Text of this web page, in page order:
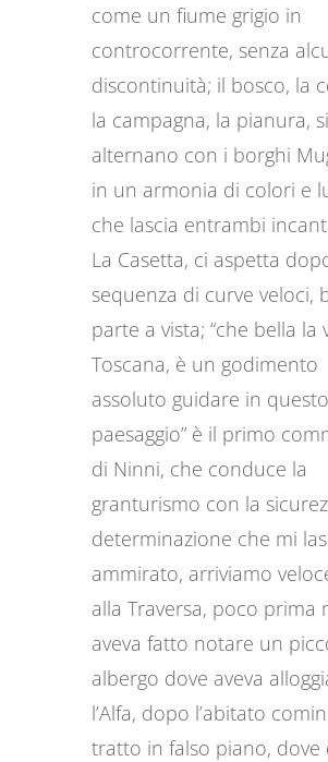
come un fiume grigio in
controcorrente, senza
discontinuità; il bosco, la
la campagna, la pianura, si
alternano con i borghi
in un armonia di colori e
che lascia entrambi
La Casetta, ci aspetta
sequenza di curve veloci,
parte a vista; “che bella la
Toscana, è un godimento
assoluto guidare in questo
paesaggio” è il primo
di Ninni, che conduce la
granturismo con la
determinazione che mi
ammirato, arriviamo
alla Traversa, poco prima
aveva fatto notare un
albergo dove aveva
l’Alfa, dopo l’abitato
tratto in falso piano, dove